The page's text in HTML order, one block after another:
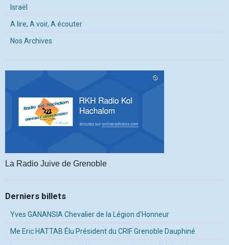
Israël
A lire, A voir, A écouter
Nos Archives
La Radio Juive de Grenoble
Derniers billets
Yves GANANSIA Chevalier de la Légion d'Honneur
Me Eric HATTAB Élu Président du CRIF Grenoble Dauphiné